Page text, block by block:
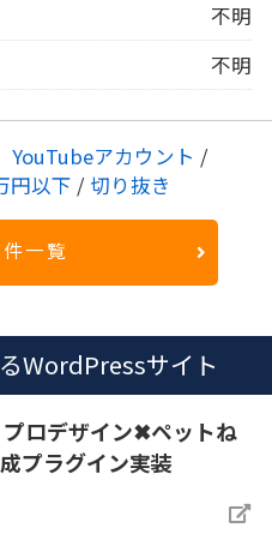
不明
不明
YouTubeアカウント /
円以下 / 切り抜き
一覧
WordPressサイト
プロデザイン✖ペットね
プラグイン実装